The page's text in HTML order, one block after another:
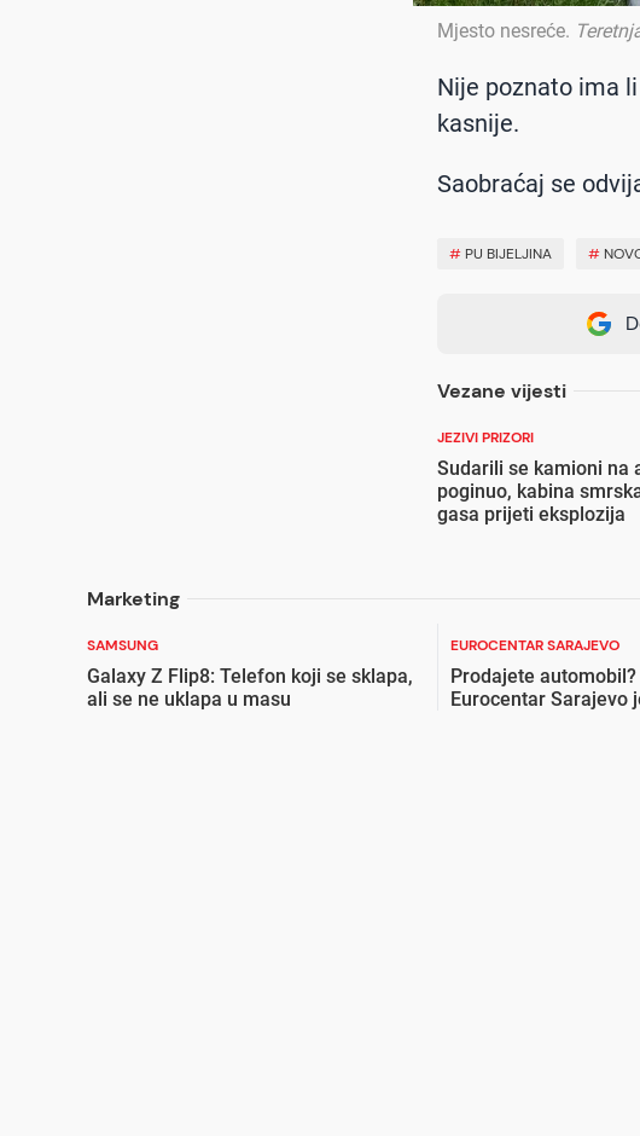
Mjesto nesreće.
Nije poznato ima
kasnije.
Saobraćaj se
# PU BIJELJINA #
Vezane vijesti
JEZIVI PRIZORI
Sudarili se kamioni na
poginuo, kabina
gasa prijeti eksplozija
Marketing
SAMSUNG
Galaxy Z Flip8: Telefon koji se sklapa,
ali se ne uklapa u masu
EUROCENTAR SARAJEVO
Prodajete
Eurocentar Sarajevo